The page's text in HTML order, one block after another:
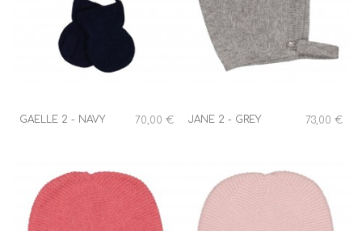
GAELLE 2 - NAVY 70,00 € JANE 2 - GREY 73,00 €